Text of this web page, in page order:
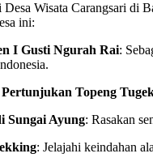
Wisata Carangsari di
ini:
I Gusti Ngurah Rai:
Topeng
Sungai Ayung: Rasakan
: Jelajahi keindahan